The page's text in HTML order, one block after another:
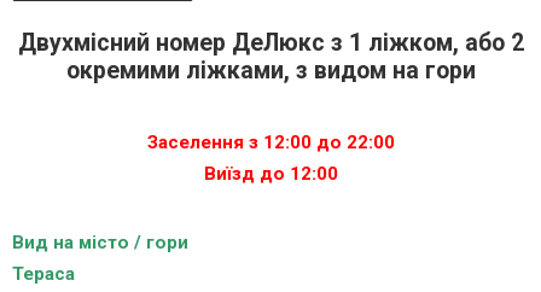
Двухмісний номер ДеЛюкс з 1 ліжком, або 2
окремими ліжками, з видом на гори
Заселення з 12:00 до 22:00
Виїзд до 12:00
Вид на місто / гори
Тераса